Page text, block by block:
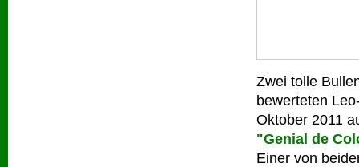
Zwei tolle
bewerteten
Oktober 2011
"Genial de
Einer von